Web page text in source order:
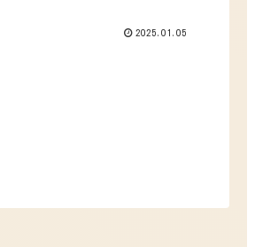
2025.01.05